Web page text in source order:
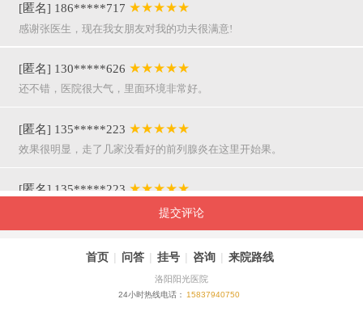
[匿名] 186*****717 ★★★★★
感谢张医生，现在我女朋友对我的功夫很满意!
[匿名] 130*****626 ★★★★★
还不错，医院很大气，里面环境非常好。
[匿名] 135*****223 ★★★★★
效果很明显，走了几家没看好的前列腺炎在这里开始果。
[匿名] 135*****223 ★★★★★
呵呵，就是屌，你们医院护士穿着挺漂亮的。
[匿名] 155*****941★★★★★
提交评论
首页 | 问答 | 挂号 | 咨询 | 来院路线
洛阳阳光医院
24小时热线电话： 15837940750